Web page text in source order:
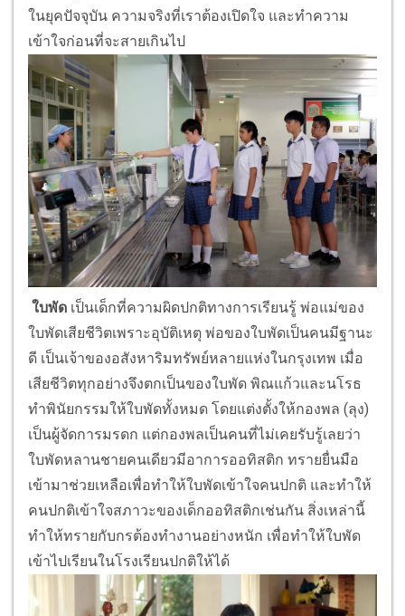
ในยุคปัจจุบัน ความจริงที่เราต้องเปิดใจ และทำความ
เข้าใจก่อนที่จะสายเกินไป
ใบพัด เป็นเด็กที่ความผิดปกติทางการเรียนรู้ พ่อแม่ของ
ใบพัดเสียชีวิตเพราะอุบัติเหตุ พ่อของใบพัดเป็นคนมีฐานะ
ดี เป็นเจ้าของอสังหาริมทรัพย์หลายแห่งในกรุงเทพ เมื่อ
เสียชีวิตทุกอย่างจึงตกเป็นของใบพัด พิณแก้วและนโรธ
ทำพินัยกรรมให้ใบพัดทั้งหมด โดยแต่งตั้งให้กองพล (ลุง)
เป็นผู้จัดการมรดก แต่กองพลเป็นคนที่ไม่เคยรับรู้เลยว่า
ใบพัดหลานชายคนเดียวมีอาการออทิสติก ทรายยื่นมือ
เข้ามาช่วยเหลือเพื่อทำให้ใบพัดเข้าใจคนปกติ และทำให้
คนปกติเข้าใจสภาวะของเด็กออทิสติกเช่นกัน สิ่งเหล่านี้
ทำให้ทรายกับกรต้องทำงานอย่างหนัก เพื่อทำให้ใบพัด
เข้าไปเรียนในโรงเรียนปกติให้ได้